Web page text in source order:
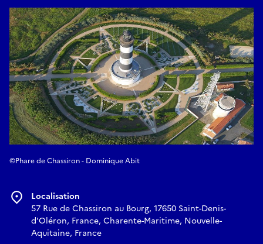
©Phare de Chassiron - Dominique Abit
Localisation
57 Rue de Chassiron au Bourg, 17650 Saint-Denis-
d'Oléron, France, Charente-Maritime, Nouvelle-
Aquitaine, France